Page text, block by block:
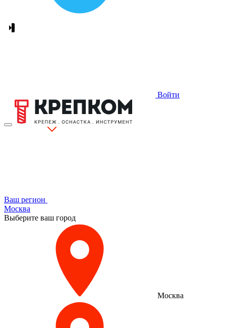
Войти
Ваш регион
Москва
Выберите ваш город
Москва